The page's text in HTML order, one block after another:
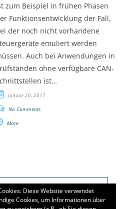
zum Beispiel in frühen Phasen
Funktionsentwicklung der Fall,
der noch nicht vorhandene
emuliert werden
Auch bei Anwendungen in
ohne verfügbare CAN-
ist…
Januar 20, 2017
No Comments
More
Diese Website verwendet
Cookies, um Informationen über